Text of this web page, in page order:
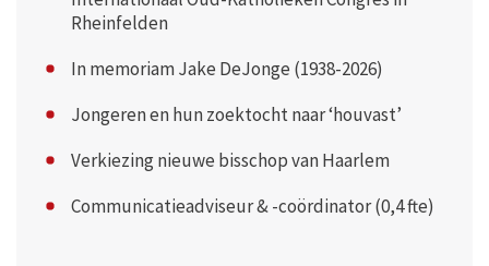
Rheinfelden
In memoriam Jake DeJonge (1938-2026)
Jongeren en hun zoektocht naar ‘houvast’
Verkiezing nieuwe bisschop van Haarlem
Communicatieadviseur & -coördinator (0,4 fte)